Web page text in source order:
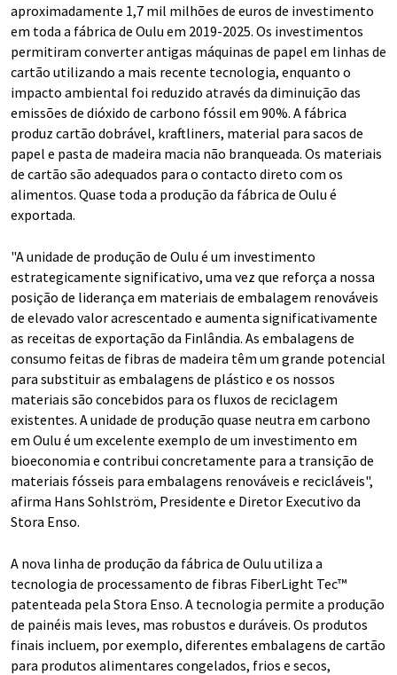
aproximadamente 1,7 mil milhões de euros de investimento
em toda a fábrica de Oulu em 2019-2025. Os investimentos
permitiram converter antigas máquinas de papel em linhas de
cartão utilizando a mais recente tecnologia, enquanto o
impacto ambiental foi reduzido através da diminuição das
emissões de dióxido de carbono fóssil em 90%. A fábrica
produz cartão dobrável, kraftliners, material para sacos de
papel e pasta de madeira macia não branqueada. Os materiais
de cartão são adequados para o contacto direto com os
alimentos. Quase toda a produção da fábrica de Oulu é
exportada.
"A unidade de produção de Oulu é um investimento
estrategicamente significativo, uma vez que reforça a nossa
posição de liderança em materiais de embalagem renováveis
de elevado valor acrescentado e aumenta significativamente
as receitas de exportação da Finlândia. As embalagens de
consumo feitas de fibras de madeira têm um grande potencial
para substituir as embalagens de plástico e os nossos
materiais são concebidos para os fluxos de reciclagem
existentes. A unidade de produção quase neutra em carbono
em Oulu é um excelente exemplo de um investimento em
bioeconomia e contribui concretamente para a transição de
materiais fósseis para embalagens renováveis e recicláveis",
afirma Hans Sohlström, Presidente e Diretor Executivo da
Stora Enso.
A nova linha de produção da fábrica de Oulu utiliza a
tecnologia de processamento de fibras FiberLight Tec™
patenteada pela Stora Enso. A tecnologia permite a produção
de painéis mais leves, mas robustos e duráveis. Os produtos
finais incluem, por exemplo, diferentes embalagens de cartão
para produtos alimentares congelados, frios e secos,